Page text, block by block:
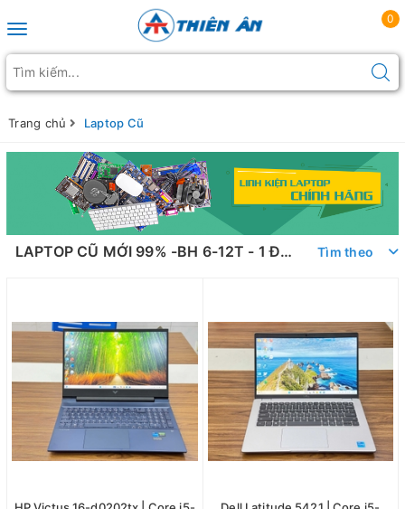
Toggle navigation
0
Trang chủ Laptop Cũ
LAPTOP CŨ MỚI 99% -BH 6-12T - 1 ĐỔI 1 Tìm theo